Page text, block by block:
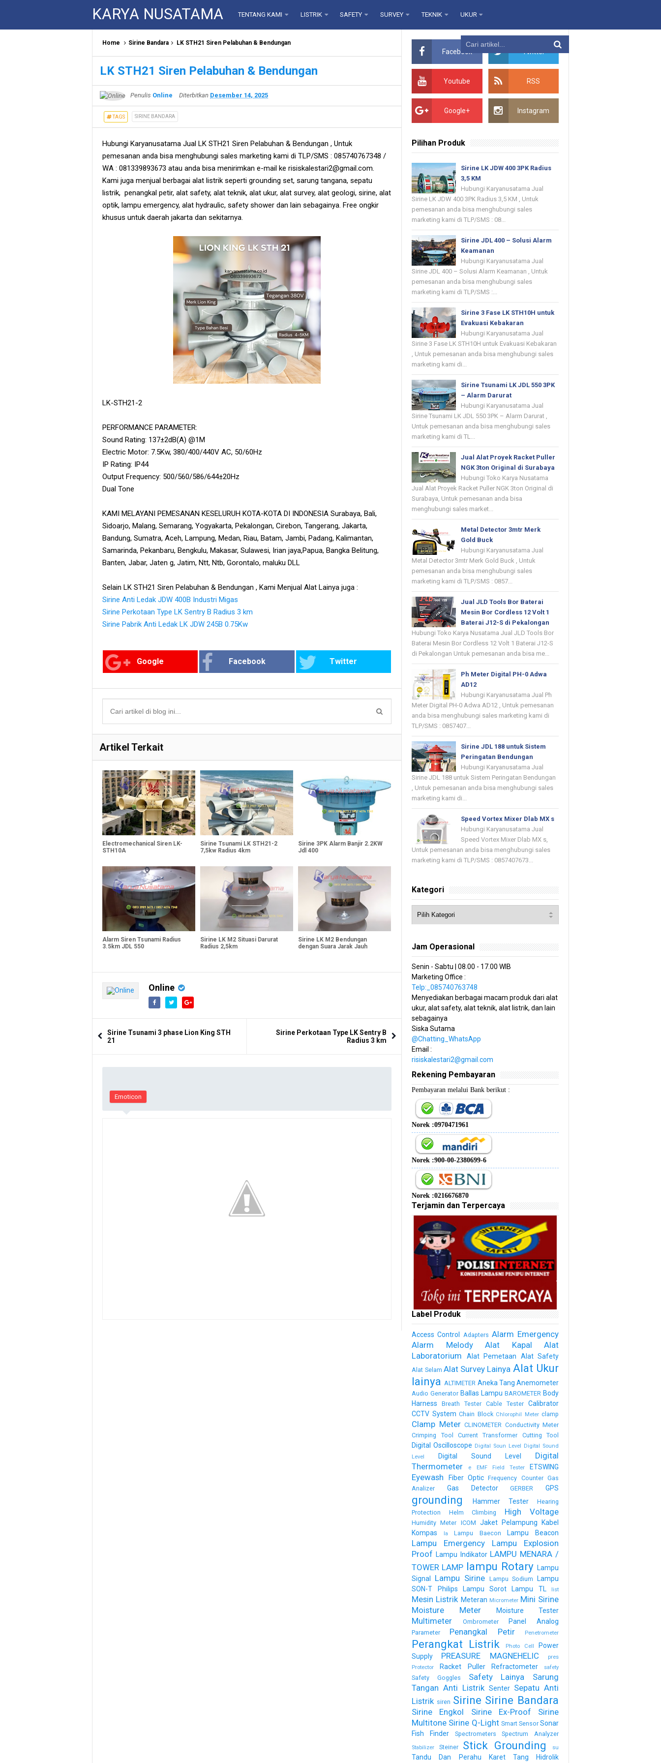
KARYA NUSATAMA TENTANG KAMI LISTRIK SAFETY SURVEY TEKNIK UKUR
Home Sirine Bandara LK STH21 Siren Pelabuhan & Bendungan
LK STH21 Siren Pelabuhan & Bendungan
Penulis Online Diterbitkan Desember 14, 2025
TAGS SIRINE BANDARA
Hubungi Karyanusatama Jual LK STH21 Siren Pelabuhan & Bendungan , Untuk
pemesanan anda bisa menghubungi sales marketing kami di TLP/SMS : 085740767348 /
WA : 081339893673 atau anda bisa menirimkan e-mail ke risiskalestari2@gmail.com.
Kami juga menjual berbagai alat listrik seperti grounding set, sarung tangana, sepatu
listrik, penangkal petir, alat safety, alat teknik, alat ukur, alat survey, alat geologi, sirine, alat
optik, lampu emergency, alat hydraulic, safety shower dan lain sebagainya. Free ongkir
khusus untuk daerah jakarta dan sekitarnya.
LK-STH21-2
PERFORMANCE PARAMETER:
Sound Rating: 137±2dB(A) @1M
Electric Motor: 7.5Kw, 380/400/440V AC, 50/60Hz
IP Rating: IP44
Output Frequency: 500/560/586/644±20Hz
Dual Tone
KAMI MELAYANI PEMESANAN KESELURUH KOTA-KOTA DI INDONESIA Surabaya, Bali,
Sidoarjo, Malang, Semarang, Yogyakarta, Pekalongan, Cirebon, Tangerang, Jakarta,
Bandung, Sumatra, Aceh, Lampung, Medan, Riau, Batam, Jambi, Padang, Kalimantan,
Samarinda, Pekanbaru, Bengkulu, Makasar, Sulawesi, Irian jaya,Papua, Bangka Belitung,
Banten, Jabar, Jaten g, Jatim, Ntt, Ntb, Gorontalo, maluku DLL
Selain LK STH21 Siren Pelabuhan & Bendungan , Kami Menjual Alat Lainya juga :
Sirine Anti Ledak JDW 400B Industri Migas
Sirine Perkotaan Type LK Sentry B Radius 3 km
Sirine Pabrik Anti Ledak LK JDW 245B 0.75Kw
Google Facebook Twitter
Artikel Terkait
Electromechanical Siren LK-
STH10A
Sirine Tsunami LK STH21-2
7,5kw Radius 4km
Sirine 3PK Alarm Banjir 2.2KW
Jdl 400
Alarm Siren Tsunami Radius
3.5km JDL 550
Sirine LK M2 Situasi Darurat
Radius 2,5km
Sirine LK M2 Bendungan
dengan Suara Jarak Jauh
Online
Sirine Tsunami 3 phase Lion King STH
21
Sirine Perkotaan Type LK Sentry B
Radius 3 km
Emoticon
Facebook Twitter
Youtube RSS
Google+ Instagram
Pilihan Produk
Sirine LK JDW 400 3PK Radius
3,5 KM
Hubungi Karyanusatama Jual
Sirine LK JDW 400 3PK Radius 3,5 KM , Untuk
pemesanan anda bisa menghubungi sales
marketing kami di TLP/SMS : 08...
Sirine JDL 400 – Solusi Alarm
Keamanan
Hubungi Karyanusatama Jual
Sirine JDL 400 – Solusi Alarm Keamanan , Untuk
pemesanan anda bisa menghubungi sales
marketing kami di TLP/SMS :...
Sirine 3 Fase LK STH10H untuk
Evakuasi Kebakaran
Hubungi Karyanusatama Jual
Sirine 3 Fase LK STH10H untuk Evakuasi Kebakaran
, Untuk pemesanan anda bisa menghubungi sales
marketing kami di...
Sirine Tsunami LK JDL 550 3PK
– Alarm Darurat
Hubungi Karyanusatama Jual
Sirine Tsunami LK JDL 550 3PK – Alarm Darurat ,
Untuk pemesanan anda bisa menghubungi sales
marketing kami di TL...
Jual Alat Proyek Racket Puller
NGK 3ton Original di Surabaya
Hubungi Toko Karya Nusatama
Jual Alat Proyek Racket Puller NGK 3ton Original di
Surabaya, Untuk pemesanan anda bisa
menghubungi sales market...
Metal Detector 3mtr Merk
Gold Buck
Hubungi Karyanusatama Jual
Metal Detector 3mtr Merk Gold Buck , Untuk
pemesanan anda bisa menghubungi sales
marketing kami di TLP/SMS : 0857...
Jual JLD Tools Bor Baterai
Mesin Bor Cordless 12 Volt 1
Baterai J12-S di Pekalongan
Hubungi Toko Karya Nusatama Jual JLD Tools Bor
Baterai Mesin Bor Cordless 12 Volt 1 Baterai J12-S
di Pekalongan Untuk pemesanan anda bisa me...
Ph Meter Digital PH-0 Adwa
AD12
Hubungi Karyanusatama Jual Ph
Meter Digital PH-0 Adwa AD12 , Untuk pemesanan
anda bisa menghubungi sales marketing kami di
TLP/SMS : 0857407...
Sirine JDL 188 untuk Sistem
Peringatan Bendungan
Hubungi Karyanusatama Jual
Sirine JDL 188 untuk Sistem Peringatan Bendungan
, Untuk pemesanan anda bisa menghubungi sales
marketing kami di...
Speed Vortex Mixer Dlab MX s
Hubungi Karyanusatama Jual
Speed Vortex Mixer Dlab MX s,
Untuk pemesanan anda bisa menghubungi sales
marketing kami di TLP/SMS : 0857407673...
Kategori
Jam Operasional
Senin - Sabtu | 08.00 - 17.00 WIB
Marketing Office :
Telp:_085740763748
Menyediakan berbagai macam produk dari alat
ukur, alat safety, alat teknik, alat listrik, dan lain
sebagainya
Siska Sutama
@Chatting_WhatsApp
Email :
risiskalestari2@gmail.com
Rekening Pembayaran
Pembayaran melalui Bank berikut :
Norek :0970471961
Norek :900-00-2380699-6
Norek :0216676870
Terjamin dan Terpercaya
Label Produk
Access Control Adapters Alarm Emergency
Alarm Melody
Alat Kapal
Alat
Laboratorium
Alat Pemetaan Alat Safety
Alat Selam Alat Survey Lainya Alat Ukur
lainya ALTIMETER Aneka Tang Anemometer
Audio Generator Ballas Lampu BAROMETER Body
Harness
Breath Tester Cable Tester
Calibrator
CCTV System Chain Block Chlorophil Meter clamp
Clamp Meter CLINOMETER Conductivity Meter
Crimping Tool
Current Transformer Cutting Tool
Digital Oscilloscope Digital Soun Level
Digital Sound
Level
Digital Sound Level
Digital
Thermometer
e EMF Field Tester ETSWING
Eyewash Fiber Optic Frequency Counter Gas
Analizer
Gas Detector GERBER GPS
grounding Hammer Tester
Hearing
Protection
Helm Climbing High Voltage
Humidity Meter ICOM Jaket Pelampung
Kabel
Kompas
la Lampu Baecon Lampu Beacon
Lampu Emergency
Lampu Explosion
Proof Lampu Indikator LAMPU MENARA /
TOWER LAMP lampu Rotary Lampu
Signal
Lampu Sirine Lampu Sodium
Lampu
SON-T Philips
Lampu Sorot Lampu TL list
Mesin Listrik Meteran Micrometer Mini Sirine
Moisture Meter
Moisture Tester
Multimeter Ombrometer Panel Analog
Parameter Penangkal Petir Penetrometer
Perangkat Listrik Photo Cell
Power
Supply
PREASURE MAGNEHELIC
pres
Protector
Racket Puller Refractometer safety
Safety Goggles Safety Lainya
Sarung
Tangan Anti Listrik Senter Sepatu Anti
Listrik siren Sirine Sirine Bandara
Sirine Engkol Sirine Ex-Proof
Sirine
Multitone Sirine Q-Light Smart Sensor Sonar
Fish Finder
Spectrometers Spectrum Analyzer
Stabilizer Steiner Stick Grounding su
Tandu Dan Perahu Karet Tang Hidrolik